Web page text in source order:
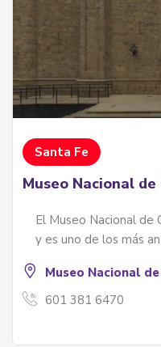
Santa Fe
Museo Nacional de
El Museo Nacional de
y es uno de los más
Museo Nacional
601 381 6470